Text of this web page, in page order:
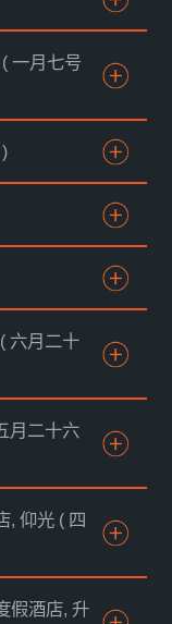
一月七号
六月二十
月二十六
, 仰光 ( 四
假酒店, 升